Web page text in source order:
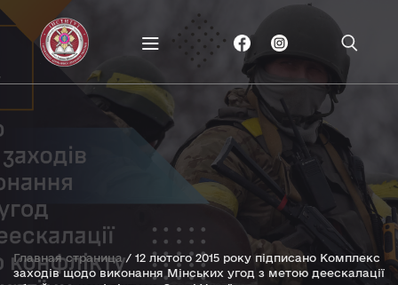
Главная страница/ 12 лютого 2015 року підписано Комплекс
заходів щодо виконання Мінських угод з метою деескалації